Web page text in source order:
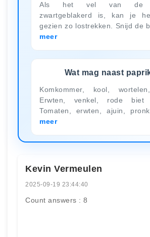
Als het vel van de
zwartgeblakerd is, kan je
gezien zo lostrekken. Snijd de
meer
Wat mag naast
Komkommer, kool,
Erwten, venkel, rode biet
Tomaten, erwten, ajuin,
meer
Kevin Vermeulen
2025-09-19 23:44:40
Count answers : 8